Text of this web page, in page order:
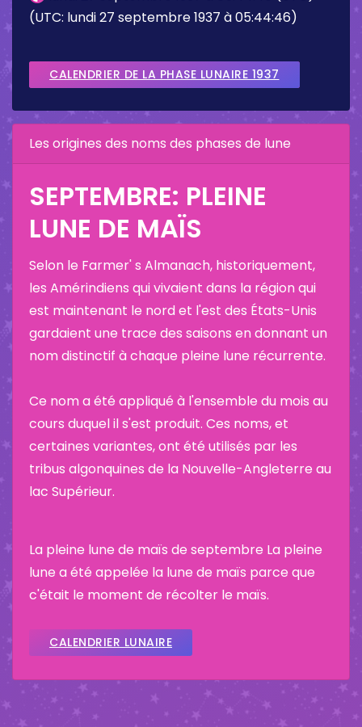
(UTC: lundi 27 septembre 1937 à 05:44:46)
CALENDRIER DE LA PHASE LUNAIRE 1937
Les origines des noms des phases de lune
SEPTEMBRE: PLEINE
LUNE DE MAÏS
Selon le Farmer' s Almanach, historiquement,
les Amérindiens qui vivaient dans la région qui
est maintenant le nord et l'est des États-Unis
gardaient une trace des saisons en donnant un
nom distinctif à chaque pleine lune récurrente.
Ce nom a été appliqué à l'ensemble du mois au
cours duquel il s'est produit. Ces noms, et
certaines variantes, ont été utilisés par les
tribus algonquines de la Nouvelle-Angleterre au
lac Supérieur.
La pleine lune de maïs de septembre La pleine
lune a été appelée la lune de maïs parce que
c'était le moment de récolter le maïs.
CALENDRIER LUNAIRE